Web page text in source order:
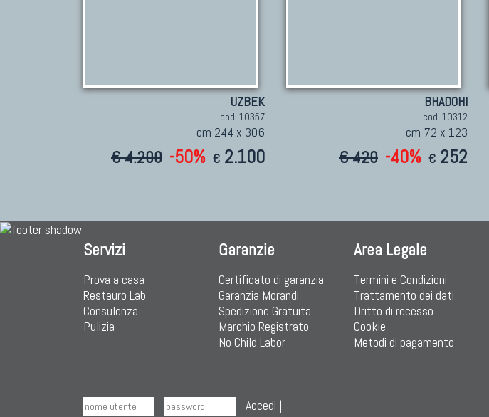
UZBEK
cod. 10357
cm 244 x 306
€ 4.200 -50% € 2.100
BHADOHI
cod. 10312
cm 72 x 123
€ 420 -40% € 252
Servizi
Prova a casa
Restauro Lab
Consulenza
Pulizia
Garanzie
Certificato di garanzia
Garanzia Morandi
Spedizione Gratuita
Marchio Registrato
No Child Labor
Area Legale
Termini e Condizioni
Trattamento dei dati
Dritto di recesso
Cookie
Metodi di pagamento
Accedi |